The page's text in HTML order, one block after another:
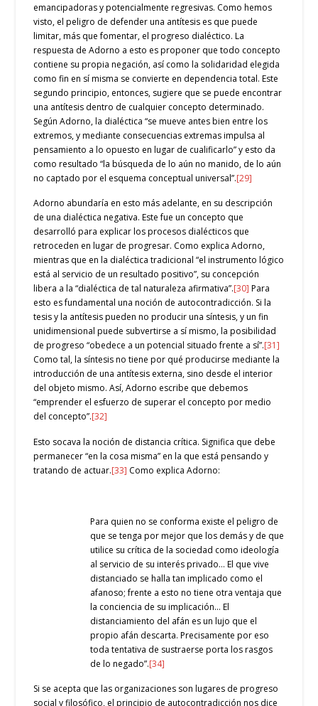
emancipadoras y potencialmente regresivas. Como hemos
visto, el peligro de defender una antítesis es que puede
limitar, más que fomentar, el progreso dialéctico. La
respuesta de Adorno a esto es proponer que todo concepto
contiene su propia negación, así como la solidaridad elegida
como fin en sí misma se convierte en dependencia total. Este
segundo principio, entonces, sugiere que se puede encontrar
una antítesis dentro de cualquier concepto determinado.
Según Adorno, la dialéctica “se mueve antes bien entre los
extremos, y mediante consecuencias extremas impulsa al
pensamiento a lo opuesto en lugar de cualificarlo” y esto da
como resultado “la búsqueda de lo aún no manido, de lo aún
no captado por el esquema conceptual universal”.[29]
Adorno abundaría en esto más adelante, en su descripción
de una dialéctica negativa. Este fue un concepto que
desarrolló para explicar los procesos dialécticos que
retroceden en lugar de progresar. Como explica Adorno,
mientras que en la dialéctica tradicional “el instrumento lógico
está al servicio de un resultado positivo”, su concepción
libera a la “dialéctica de tal naturaleza afirmativa”.[30] Para
esto es fundamental una noción de autocontradicción. Si la
tesis y la antítesis pueden no producir una síntesis, y un fin
unidimensional puede subvertirse a sí mismo, la posibilidad
de progreso “obedece a un potencial situado frente a sí”.[31]
Como tal, la síntesis no tiene por qué producirse mediante la
introducción de una antítesis externa, sino desde el interior
del objeto mismo. Así, Adorno escribe que debemos
“emprender el esfuerzo de superar el concepto por medio
del concepto”.[32]
Esto socava la noción de distancia crítica. Significa que debe
permanecer “en la cosa misma” en la que está pensando y
tratando de actuar.[33] Como explica Adorno:
Para quien no se conforma existe el peligro de
que se tenga por mejor que los demás y de que
utilice su crítica de la sociedad como ideología
al servicio de su interés privado… El que vive
distanciado se halla tan implicado como el
afanoso; frente a esto no tiene otra ventaja que
la conciencia de su implicación… El
distanciamiento del afán es un lujo que el
propio afán descarta. Precisamente por eso
toda tentativa de sustraerse porta los rasgos
de lo negado”.[34]
Si se acepta que las organizaciones son lugares de progreso
social y filosófico, el principio de autocontradicción nos dice